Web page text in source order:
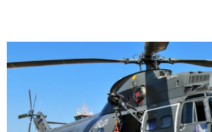
Insight Publications
À propos
Nous contacter